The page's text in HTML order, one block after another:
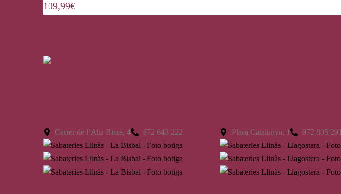
109,99€
Carrer de l’Alta Riera, 4 972 643 222 Plaça Catalunya, 1 972 805 291